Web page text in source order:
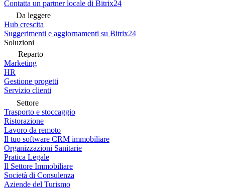
Contatta un partner locale di Bitrix24
Da leggere
Hub crescita
Suggerimenti e aggiornamenti su Bitrix24
Soluzioni
Reparto
Marketing
HR
Gestione progetti
Servizio clienti
Settore
Trasporto e stoccaggio
Ristorazione
Lavoro da remoto
Il tuo software CRM immobiliare
Organizzazioni Sanitarie
Pratica Legale
Il Settore Immobiliare
Società di Consulenza
Aziende del Turismo